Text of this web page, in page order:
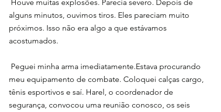
alguns minutos, ouvimos tiros. Eles pareciam muito
próximos. Isso não era algo a que estávamos
acostumados.
meu equipamento de combate. Coloquei calças cargo,
tênis esportivos e saí. Harel, o coordenador de
segurança, convocou uma reunião conosco, os seis